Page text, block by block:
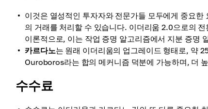
이것은 열성적인 투자자와 전문가들 모두에게 중요
의 거래를 처리할 수 있습니다. 이더리움 2.0으로의
이론적으로, 이는 작업 증명 알고리즘에서 지분 증명
카르다노는 원래 이더리움의 업그레이드 형태로, 약
Ouroboros라는 합의 메커니즘 덕분에 가능하며, 더
수수료